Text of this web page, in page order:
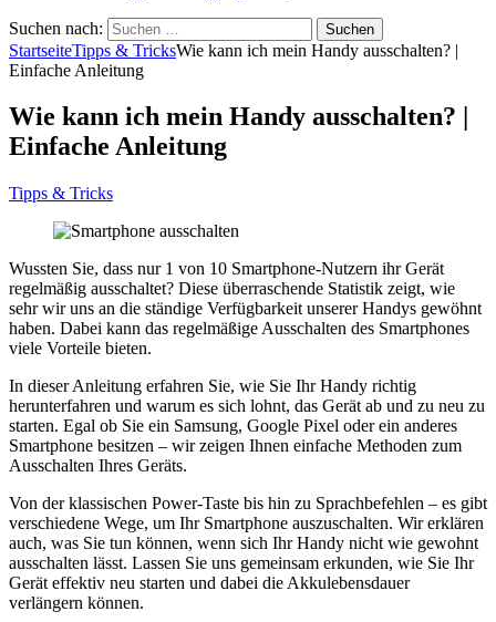
Suchen nach:
StartseiteTipps & TricksWie kann ich mein Handy ausschalten? |
Einfache Anleitung
Wie kann ich mein Handy ausschalten? |
Einfache Anleitung
Tipps & Tricks
Wussten Sie, dass nur 1 von 10 Smartphone-Nutzern ihr Gerät
regelmäßig ausschaltet? Diese überraschende Statistik zeigt, wie
sehr wir uns an die ständige Verfügbarkeit unserer Handys gewöhnt
haben. Dabei kann das regelmäßige Ausschalten des Smartphones
viele Vorteile bieten.
In dieser Anleitung erfahren Sie, wie Sie Ihr Handy richtig
herunterfahren und warum es sich lohnt, das Gerät ab und zu neu zu
starten. Egal ob Sie ein Samsung, Google Pixel oder ein anderes
Smartphone besitzen – wir zeigen Ihnen einfache Methoden zum
Ausschalten Ihres Geräts.
Von der klassischen Power-Taste bis hin zu Sprachbefehlen – es gibt
verschiedene Wege, um Ihr Smartphone auszuschalten. Wir erklären
auch, was Sie tun können, wenn sich Ihr Handy nicht wie gewohnt
ausschalten lässt. Lassen Sie uns gemeinsam erkunden, wie Sie Ihr
Gerät effektiv neu starten und dabei die Akkulebensdauer
verlängern können.